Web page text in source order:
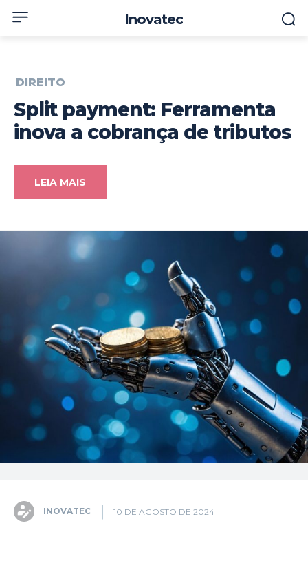
Inovatec
DIREITO
Split payment: Ferramenta
inova a cobrança de tributos
LEIA MAIS
INOVATEC 10 DE AGOSTO DE 2024